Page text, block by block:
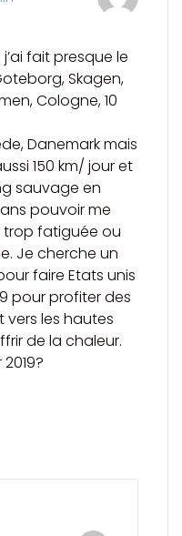
fait presque le
Skagen,
Cologne, 10
Danemark mais
150 km/ jour et
sauvage en
pouvoir me
trop fatiguée ou
Je cherche un
faire Etats unis
pour profiter des
les hautes
de la chaleur.